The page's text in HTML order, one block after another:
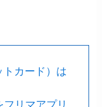
トカード）は
リマアプリ